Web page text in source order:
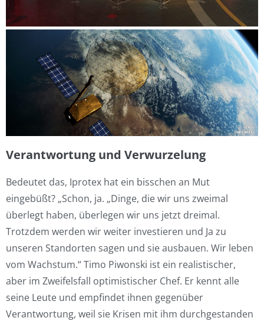
Verantwortung und Verwurzelung
Bedeutet das, Iprotex hat ein bisschen an Mut
eingebüßt? „Schon, ja. „Dinge, die wir uns zweimal
überlegt haben, überlegen wir uns jetzt dreimal.
Trotzdem werden wir weiter investieren und Ja zu
unseren Standorten sagen und sie ausbauen. Wir leben
vom Wachstum.“ Timo Piwonski ist ein realistischer,
aber im Zweifelsfall optimistischer Chef. Er kennt alle
seine Leute und empfindet ihnen gegenüber
Verantwortung, weil sie Krisen mit ihm durchgestanden